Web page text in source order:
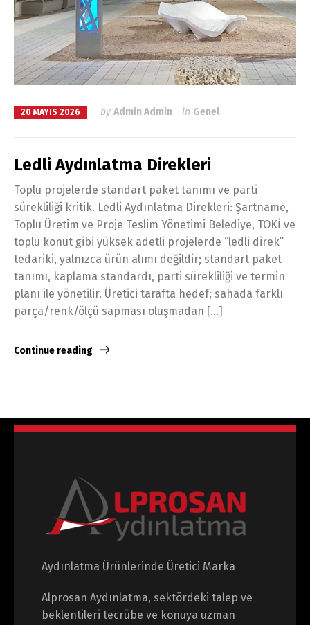
20 MAYIS 2026 by Admin Admin in Genel
Ledli Aydınlatma Direkleri
Toplu projelerde standart paket tanımı ve parti
sürekliliği kritik. Ledli Aydınlatma Direkleri: Şartname,
Toplu Üretim ve Proje Teslim Yönetimi Belediye, TOKİ ve
toplu konut gibi yüksek adetli projelerde “ledli direk”
tedariki, yalnızca ürün alımı değildir; standart paket
tanımı, kaplama standardı, parti sürekliliği ve termin
planı ile yönetilir. Üretici tarafta hedef; sahada farklı
parça/renk/ölçü sapması oluşmadan […]
Continue reading
Aydınlatma Ürünlerinde Üretici Marka
Alprosan Aydınlatma, sektördeki talep ve
beklentileri tecrübe ve konuya uzman